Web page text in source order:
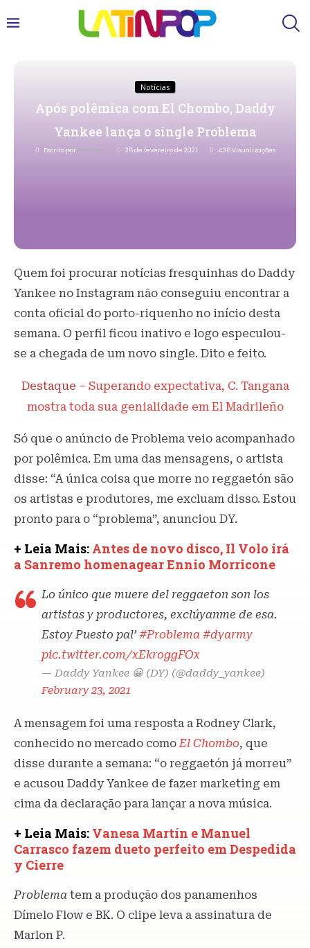
Notícias
Após polêmica com El Chombo, Daddy
Yankee lança o single Problema
Escrito por Redacao 26 de fevereiro de 2021 436Visualizações
Quem foi procurar notícias fresquinhas do Daddy
Yankee no Instagram não conseguiu encontrar a
conta oficial do porto-riquenho no início desta
semana. O perfil ficou inativo e logo especulou-
se a chegada de um novo single. Dito e feito.
Destaque – Superando expectativa, C. Tangana
mostra toda sua genialidade em El Madrileño
Só que o anúncio de Problema veio acompanhado
por polêmica. Em uma das mensagens, o artista
disse: “A única coisa que morre no reggaetón são
os artistas e produtores, me excluam disso. Estou
pronto para o “problema”, anunciou DY.
+ Leia Mais: Antes de novo disco, Il Volo irá
a Sanremo homenagear Ennio Morricone
Lo único que muere del reggaeton son los
artistas y productores, exclúyanme de esa.
Estoy Puesto pal’#Problema #dyarmy
pic.twitter.com/xEkroggFOx
— Daddy Yankee 😀 (DY) (@daddy_yankee)
February 23, 2021
A mensagem foi uma resposta a Rodney Clark,
conhecido no mercado comoEl Chombo, que
disse durante a semana: “o reggaetón já morreu”
e acusou Daddy Yankee de fazer marketing em
cima da declaração para lançar a nova música.
+ Leia Mais: Vanesa Martín e Manuel
Carrasco fazem dueto perfeito em Despedida
y Cierre
Problema tem a produção dos panamenhos
Dímelo Flow e BK. O clipe leva a assinatura de
Marlon P.